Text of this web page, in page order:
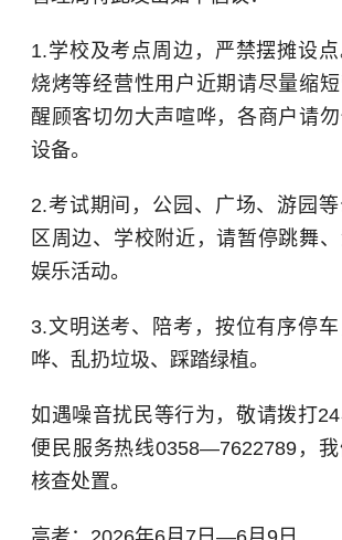
1.学校及考点周边，严禁摆摊设点
烧烤等经营性用户近期请尽量缩
醒顾客切勿大声喧哗，各商户请
设备。
2.考试期间，公园、广场、游园
区周边、学校附近，请暂停跳舞
娱乐活动。
3.文明送考、陪考，按位有序停
哗、乱扔垃圾、踩踏绿植。
如遇噪音扰民等行为，敬请拨打
便民服务热线0358—7622789，我
核查处置。